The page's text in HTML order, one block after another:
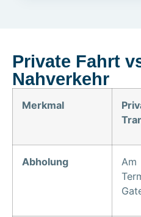
Private Fahrt
Nahverkehr
Merkmal
Abholung
Am